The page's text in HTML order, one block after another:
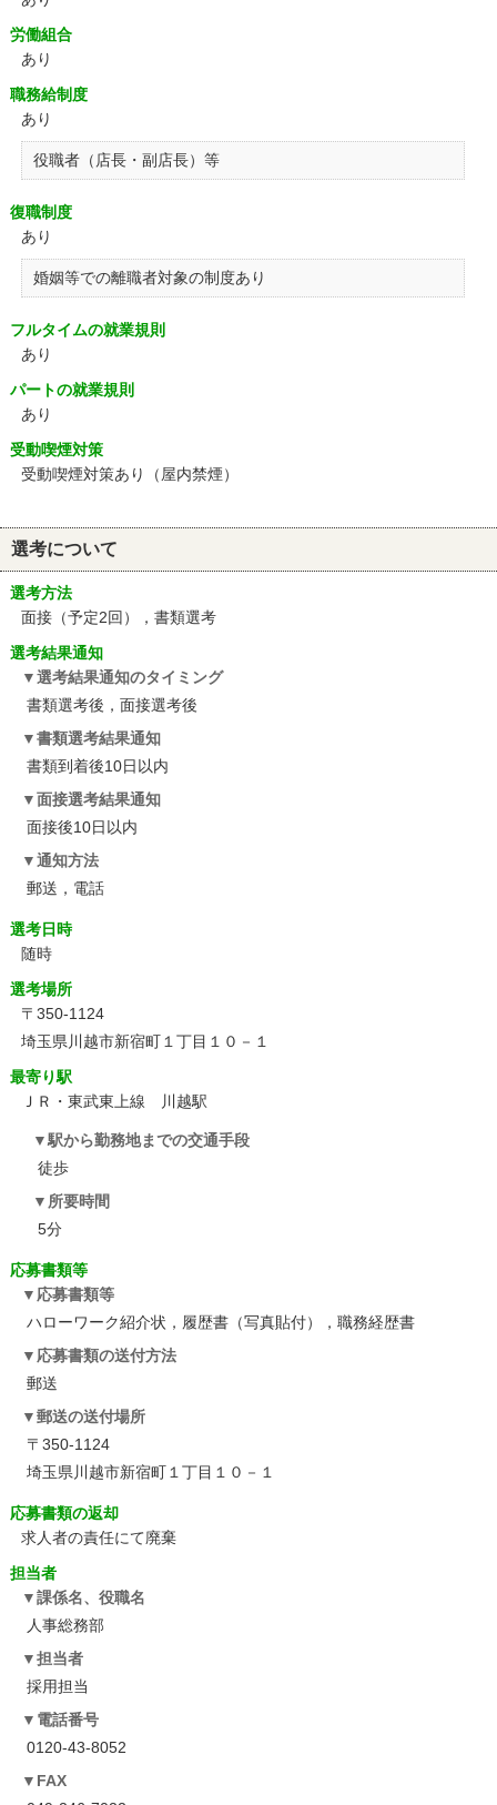
労働組合
あり
職務給制度
あり
役職者（店長・副店長）等
復職制度
あり
婚姻等での離職者対象の制度あり
フルタイムの就業規則
あり
パートの就業規則
あり
受動喫煙対策
受動喫煙対策あり（屋内禁煙）
選考について
選考方法
面接（予定2回），書類選考
選考結果通知
選考結果通知のタイミング
書類選考後，面接選考後
書類選考結果通知
書類到着後10日以内
面接選考結果通知
面接後10日以内
通知方法
郵送，電話
選考日時
随時
選考場所
〒350-1124
埼玉県川越市新宿町１丁目１０－１
最寄り駅
ＪＲ・東武東上線 川越駅
駅から勤務地までの交通手段
徒歩
所要時間
5分
応募書類等
応募書類等
ハローワーク紹介状，履歴書（写真貼付），職務経歴書
応募書類の送付方法
郵送
郵送の送付場所
〒350-1124
埼玉県川越市新宿町１丁目１０－１
応募書類の返却
求人者の責任にて廃棄
担当者
課係名、役職名
人事総務部
担当者
採用担当
電話番号
0120-43-8052
FAX